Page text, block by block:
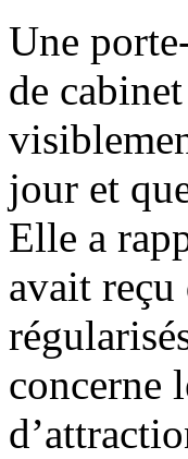
Une
de
jour et
Elle a
avait reçu
concerne